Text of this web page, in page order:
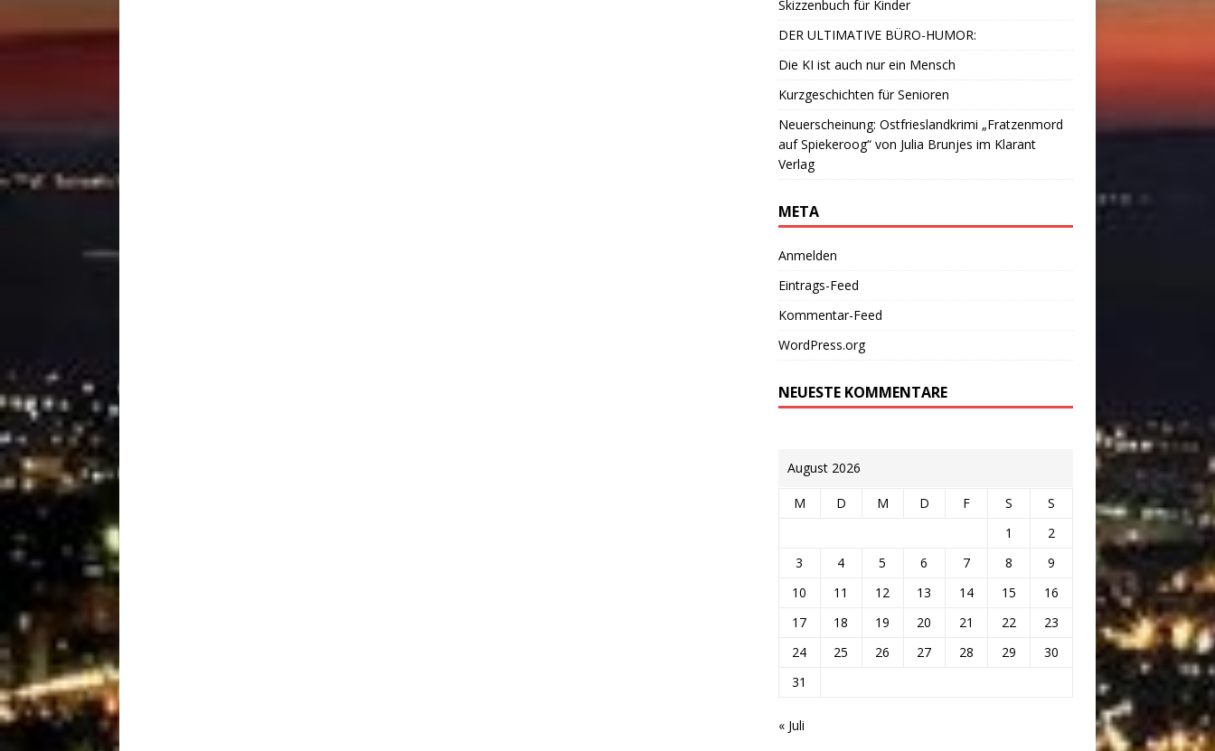
Skizzenbuch für Kinder
DER ULTIMATIVE BÜRO-HUMOR:
Die KI ist auch nur ein Mensch
Kurzgeschichten für Senioren
Neuerscheinung: Ostfrieslandkrimi „Fratzenmord
auf Spiekeroog“ von Julia Brunjes im Klarant
Verlag
META
Anmelden
Eintrags-Feed
Kommentar-Feed
WordPress.org
NEUESTE KOMMENTARE
August 2026
M D M D F S
S
1
2
3
4 5 6 7 8
9
10
11 12 13 14 15
16
17
18 19 20 21 22
23
24
25 26 27 28 29
30
31
« Juli